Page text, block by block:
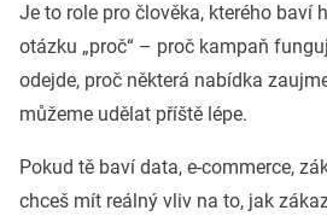
Je to role pro člověka, kterého baví
otázku „proč“ – proč kampaň
odejde, proč některá nabídka
můžeme udělat příště lépe.
Pokud tě baví data, e-commerce,
chceš mít reálný vliv na to, jak